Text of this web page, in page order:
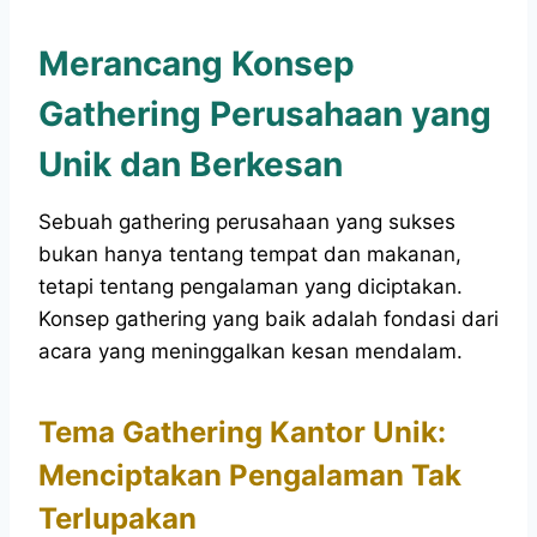
Merancang Konsep
Gathering Perusahaan yang
Unik dan Berkesan
Sebuah gathering perusahaan yang sukses
bukan hanya tentang tempat dan makanan,
tetapi tentang pengalaman yang diciptakan.
Konsep gathering yang baik adalah fondasi dari
acara yang meninggalkan kesan mendalam.
Tema Gathering Kantor Unik:
Menciptakan Pengalaman Tak
Terlupakan